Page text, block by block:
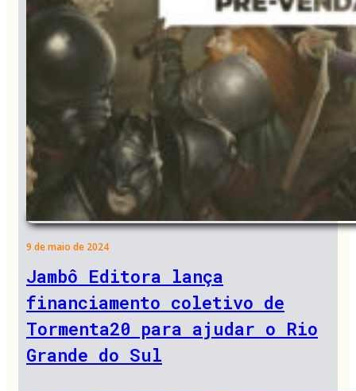
9 de maio de 2024
Jambô Editora lança
financiamento coletivo de
Tormenta20 para ajudar o Rio
Grande do Sul